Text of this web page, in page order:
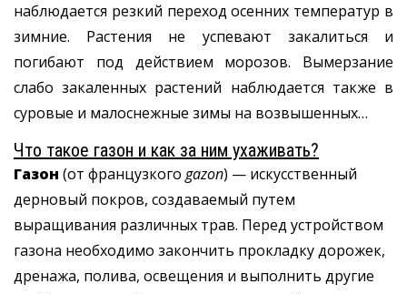
наблюдается резкий переход осенних температур в
зимние. Растения не успевают закалиться и
погибают под действием морозов. Вымерзание
слабо закаленных растений наблюдается также в
суровые и малоснежные зимы на возвышенных…
Что такое газон и как за ним ухаживать?
Газон (от французкого gazon) — искусственный
дерновый покров, создаваемый путем
выращивания различных трав. Перед устройством
газона необходимо закончить прокладку дорожек,
дренажа, полива, освещения и выполнить другие